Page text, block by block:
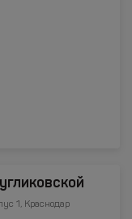
1, Краснодар